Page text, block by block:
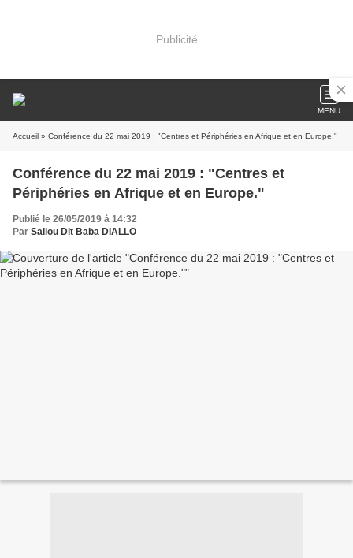
Publicité
MENU
Accueil » Conférence du 22 mai 2019 : "Centres et Périphéries en Afrique et en Europe."
Conférence du 22 mai 2019 : "Centres et
Périphéries en Afrique et en Europe."
Publié le 26/05/2019 à 14:32
Par Saliou Dit Baba DIALLO